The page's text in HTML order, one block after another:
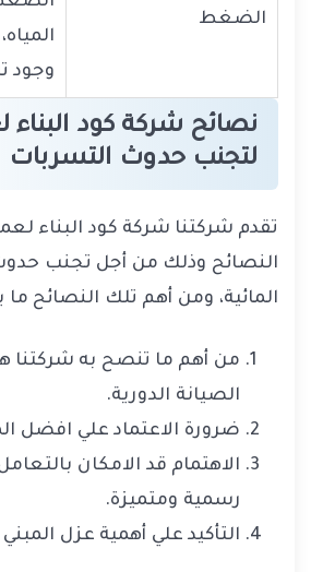
الضغط
وجود
نصائح شركة كود البناء
لتجنب حدوث التسربات
تقدم شركتنا شركة كود البناء
النصائح وذلك من أجل تجنب
المائية، ومن أهم تلك النصائح ما
من أهم ما تنصح به شركتنا
الصيانة الدورية.
ضرورة الاعتماد علي افضل
الاهتمام قد الامكان
رسمية ومتميزة.
التأكيد علي أهمية عزل المبني